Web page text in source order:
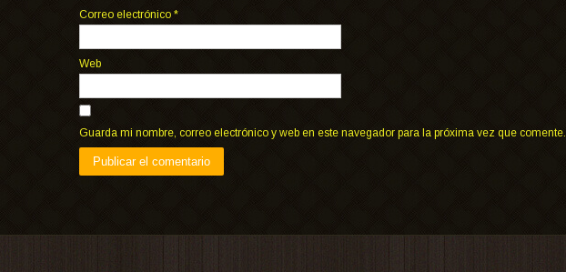
Correo electrónico *
Web
Guarda mi nombre, correo electrónico y web en este navegador para la próxima vez que comente.